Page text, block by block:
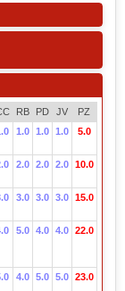
RB PD JV
PZ
1.0 1.0 1.0 5.0
2.0 2.0 2.0 10.0
3.0 3.0 3.0 15.0
5.0 4.0 4.0 22.0
4.0 5.0 5.0 23.0